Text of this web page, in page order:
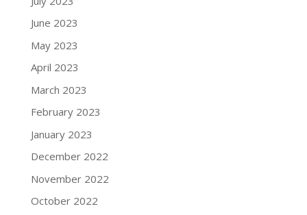
June 2023
May 2023
April 2023
March 2023
February 2023
January 2023
December 2022
November 2022
October 2022